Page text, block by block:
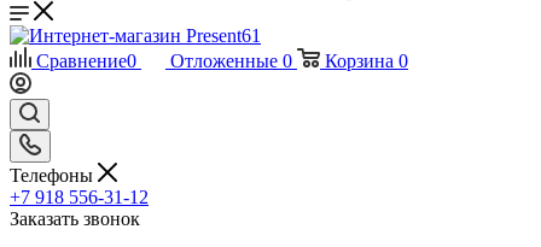
Сравнение0 Отложенные 0 Корзина 0
Телефоны
+7 918 556-31-12
Заказать звонок